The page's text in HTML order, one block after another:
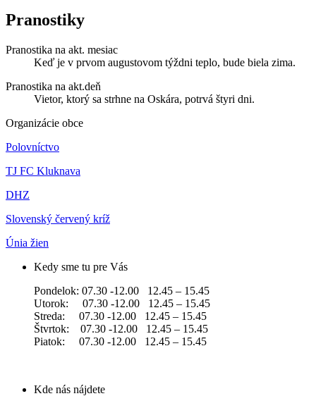
Pranostiky
Pranostika na akt. mesiac
Keď je v prvom augustovom týždni teplo, bude biela zima.
Pranostika na akt.deň
Vietor, ktorý sa strhne na Oskára, potrvá štyri dni.
Organizácie obce
Polovníctvo
TJ FC Kluknava
DHZ
Slovenský červený kríž
Únia žien
Kedy sme tu pre Vás
Pondelok: 07.30 -12.00 12.45 – 15.45
Utorok: 07.30 -12.00 12.45 – 15.45
Streda: 07.30 -12.00 12.45 – 15.45
Štvrtok: 07.30 -12.00 12.45 – 15.45
Piatok: 07.30 -12.00 12.45 – 15.45
Kde nás nájdete